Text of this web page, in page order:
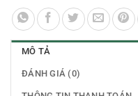
MÔ TẢ
ĐÁNH GIÁ (0)